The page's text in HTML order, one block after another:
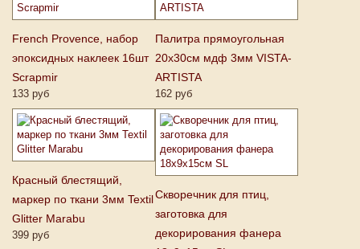
French Provence, набор
эпоксидных наклеек 16шт
Scrapmir
133 руб
Палитра прямоугольная
20х30см мдф 3мм VISTA-
ARTISTA
162 руб
Красный блестящий,
маркер по ткани 3мм Textil
Glitter Marabu
399 руб
Скворечник для птиц,
заготовка для
декорирования фанера